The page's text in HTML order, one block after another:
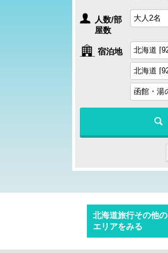
人数/部
屋数
宿泊地
北海道旅行その他の
エリアをみる